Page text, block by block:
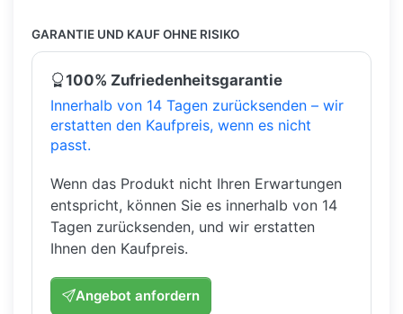
GARANTIE UND KAUF OHNE RISIKO
100% Zufriedenheitsgarantie
Innerhalb von 14 Tagen zurücksenden – wir
erstatten den Kaufpreis, wenn es nicht
passt.
Wenn das Produkt nicht Ihren Erwartungen
entspricht, können Sie es innerhalb von 14
Tagen zurücksenden, und wir erstatten
Ihnen den Kaufpreis.
Angebot anfordern